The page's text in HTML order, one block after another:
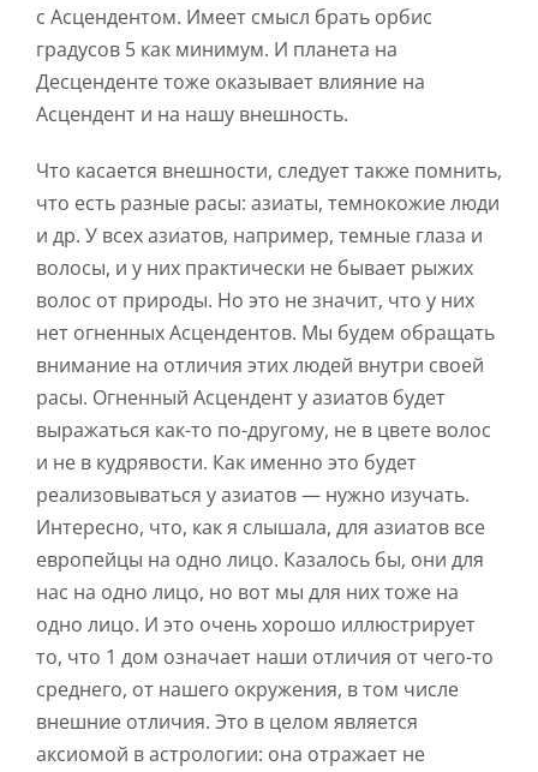
с Асцендентом. Имеет смысл брать орбис
градусов 5 как минимум. И планета на
Десценденте тоже оказывает влияние на
Асцендент и на нашу внешность.
Что касается внешности, следует также помнить,
что есть разные расы: азиаты, темнокожие люди
и др. У всех азиатов, например, темные глаза и
волосы, и у них практически не бывает рыжих
волос от природы. Но это не значит, что у них
нет огненных Асцендентов. Мы будем обращать
внимание на отличия этих людей внутри своей
расы. Огненный Асцендент у азиатов будет
выражаться как-то по-другому, не в цвете волос
и не в кудрявости. Как именно это будет
реализовываться у азиатов — нужно изучать.
Интересно, что, как я слышала, для азиатов все
европейцы на одно лицо. Казалось бы, они для
нас на одно лицо, но вот мы для них тоже на
одно лицо. И это очень хорошо иллюстрирует
то, что 1 дом означает наши отличия от чего-то
среднего, от нашего окружения, в том числе
внешние отличия. Это в целом является
аксиомой в астрологии: она отражает не